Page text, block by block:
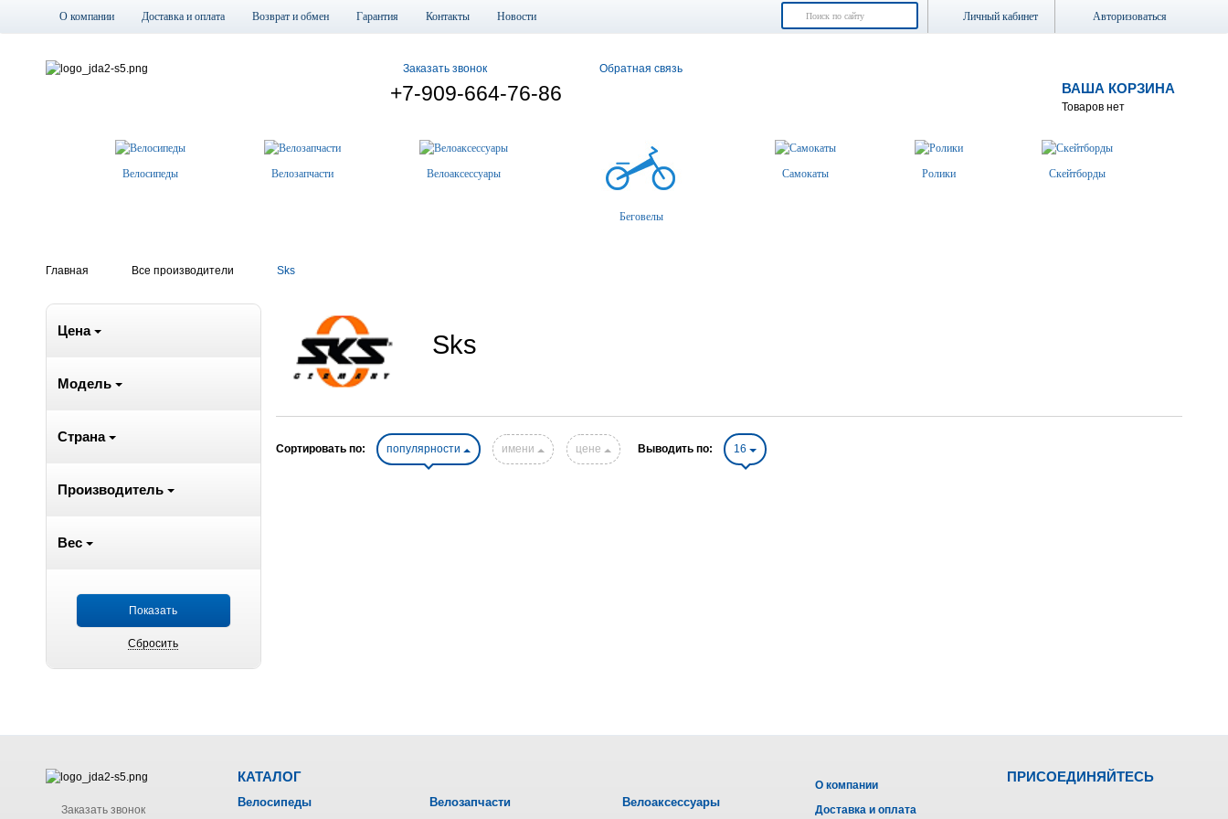
Личный кабинет Авторизоваться
О компании Доставка и оплата Возврат и обмен Гарантия Контакты Новости
ВАША КОРЗИНА
Товаров нет
Заказать звонок
+7-909-664-76-86
Обратная связь
Велосипеды Велозапчасти Велоаксессуары
Беговелы
Самокаты Ролики Скейтборды
Главная Все производители Sks
Цена
Модель
Страна
Производитель
Вес
Sks
Сортировать по: популярности имени цене Выводить по: 16
Заказать звонок
КАТАЛОГ
Велосипеды Велозапчасти Велоаксессуары
О компании
Доставка и оплата
ПРИСОЕДИНЯЙТЕСЬ